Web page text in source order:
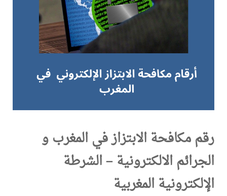
رقم مكافحة الابتزاز في المغرب و
الجرائم الالكترونية – الشرطة
الإلكترونية المغربية